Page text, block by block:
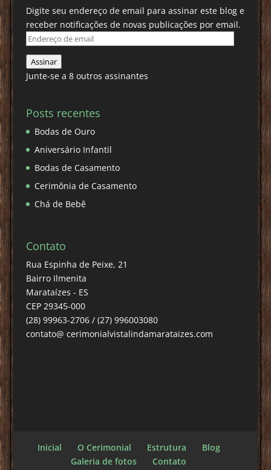
Digite seu endereço de email para assinar este blog e
receber notificações de novas publicações por email.
Endereço
email
Assinar
Junte-se a 8 outros assinantes
Posts recentes
Bodas de Ouro
Aniversário Infantil
Bodas de Casamento
Cerimônia de Casamento
Chá de Bebê
Contato
Rua Espinha de Peixe, 21
Bairro Ilmenita
Marataízes - ES
CEP 29345-000
(28) 99963-2706 / (27) 996003080
contato@ cerimonialvistalindamarataizes.com
Inicial O Cerimonial Estrutura
Blog
Galeria de fotos
Contato